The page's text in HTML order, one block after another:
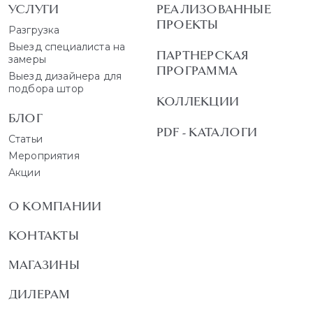
УСЛУГИ
Разгрузка
Выезд специалиста на
замеры
Выезд дизайнера для
подбора штор
БЛОГ
Статьи
Мероприятия
Акции
РЕАЛИЗОВАННЫЕ
ПРОЕКТЫ
ПАРТНЕРСКАЯ
ПРОГРАММА
КОЛЛЕКЦИИ
PDF - КАТАЛОГИ
О КОМПАНИИ
КОНТАКТЫ
МАГАЗИНЫ
ДИЛЕРАМ